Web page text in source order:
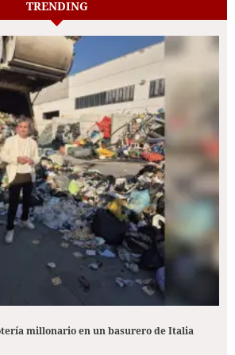
TRENDING
millonario en un basurero de Italia